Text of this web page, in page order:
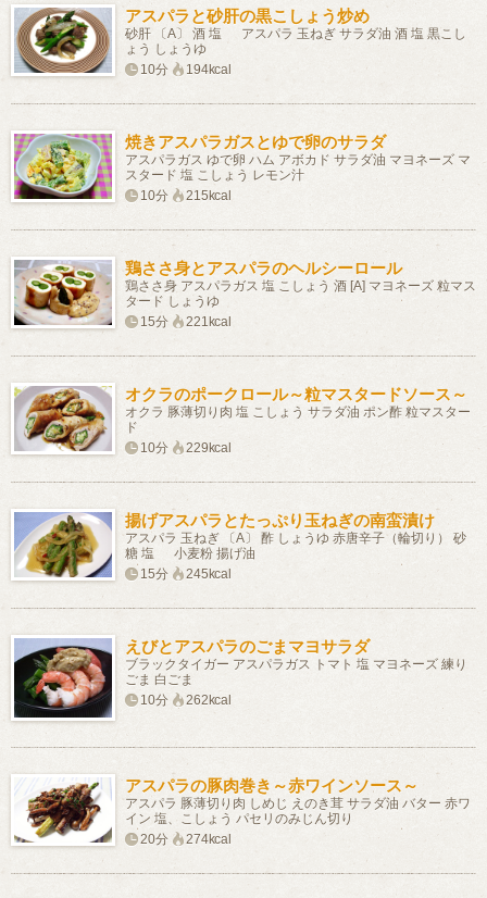
アスパラと砂肝の黒こしょう炒め
砂肝 〔A〕 酒 塩 アスパラ 玉ねぎ サラダ油 酒 塩 黒こし
ょう しょうゆ
10分
194kcal
焼きアスパラガスとゆで卵のサラダ
アスパラガス ゆで卵 ハム アボカド サラダ油 マヨネーズ マ
スタード 塩 こしょう レモン汁
10分
215kcal
鶏ささ身とアスパラのヘルシーロール
鶏ささ身 アスパラガス 塩 こしょう 酒 [A] マヨネーズ 粒マス
タード しょうゆ
15分
221kcal
オクラのポークロール～粒マスタードソース～
オクラ 豚薄切り肉 塩 こしょう サラダ油 ポン酢 粒マスター
ド
10分
229kcal
揚げアスパラとたっぷり玉ねぎの南蛮漬け
アスパラ 玉ねぎ 〔A〕 酢 しょうゆ 赤唐辛子（輪切り） 砂
糖 塩 小麦粉 揚げ油
15分
245kcal
えびとアスパラのごまマヨサラダ
ブラックタイガー アスパラガス トマト 塩 マヨネーズ 練り
ごま 白ごま
10分
262kcal
アスパラの豚肉巻き～赤ワインソース～
アスパラ 豚薄切り肉 しめじ えのき茸 サラダ油 バター 赤ワ
イン 塩、こしょう パセリのみじん切り
20分
274kcal